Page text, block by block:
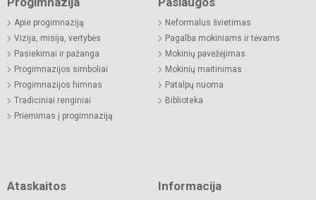
Apie progimnaziją
Vizija, misija, vertybės
Pasiekimai ir pažanga
Progimnazijos simboliai
Progimnazijos himnas
Tradiciniai renginiai
Priėmimas į progimnaziją
Neformalus švietimas
Pagalba mokiniams ir tėvams
Mokinių pavėžėjimas
Mokinių maitinimas
Patalpų nuoma
Biblioteka
Ataskaitos Informacija